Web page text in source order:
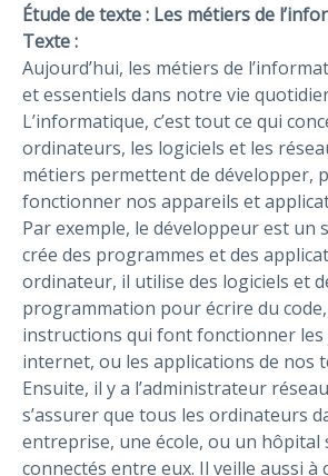
Étude de texte : Les métiers de
Texte :
Aujourd’hui, les métiers de
et essentiels dans notre vie
L’informatique, c’est tout ce qui
ordinateurs, les logiciels et les
métiers permettent de développer,
fonctionner nos appareils et
Par exemple, le développeur est un
crée des programmes et des
ordinateur, il utilise des logiciels et
programmation pour écrire du code,
instructions qui font fonctionner les
internet, ou les applications de nos
Ensuite, il y a l’administrateur
s’assurer que tous les ordinateurs
entreprise, une école, ou un hôpital
connectés entre eux. Il veille aussi à